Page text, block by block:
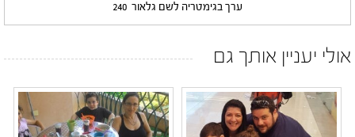
ערך בגימטריה לשם גלאור 240
אולי יעניין אותך גם